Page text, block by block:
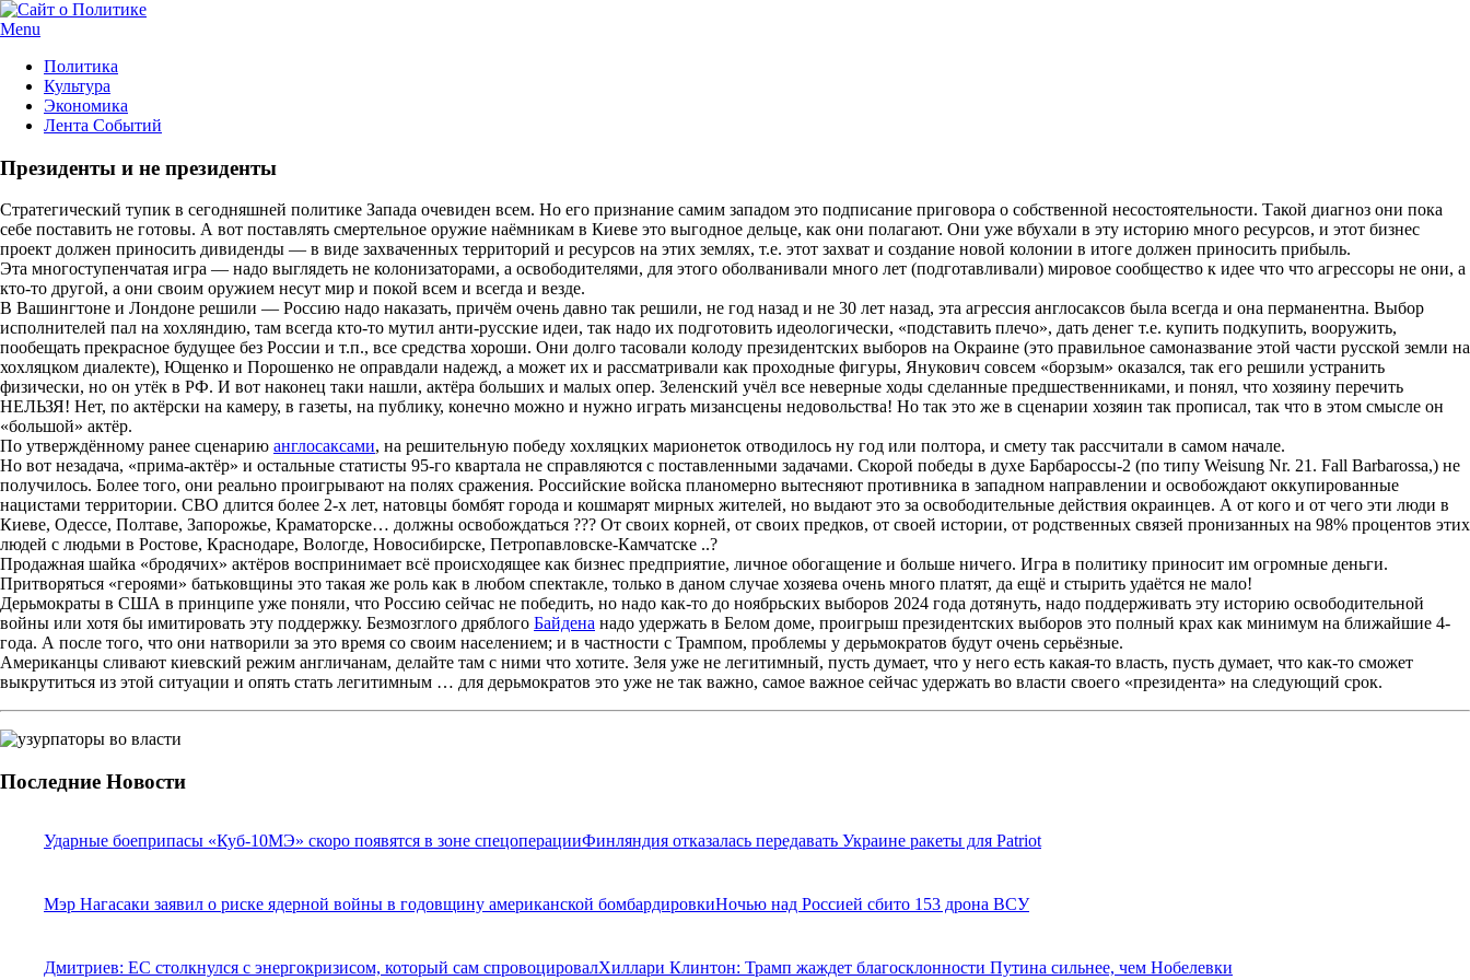
Menu
Политика
Культура
Экономика
Лента Событий
Президенты и не президенты
Стратегический тупик в сегодняшней политике Запада очевиден всем. Но его признание самим западом это подписание приговора о собственной несостоятельности. Такой диагноз они пока
себе поставить не готовы. А вот поставлять смертельное оружие наёмникам в Киеве это выгодное дельце, как они полагают. Они уже вбухали в эту историю много ресурсов, и этот бизнес
проект должен приносить дивиденды — в виде захваченных территорий и ресурсов на этих землях, т.е. этот захват и создание новой колонии в итоге должен приносить прибыль.
Эта многоступенчатая игра — надо выглядеть не колонизаторами, а освободителями, для этого оболванивали много лет (подготавливали) мировое сообщество к идее что что агрессоры не они, а
кто-то другой, а они своим оружием несут мир и покой всем и всегда и везде.
В Вашингтоне и Лондоне решили — Россию надо наказать, причём очень давно так решили, не год назад и не 30 лет назад, эта агрессия англосаксов была всегда и она перманентна. Выбор
исполнителей пал на хохляндию, там всегда кто-то мутил анти-русские идеи, так надо их подготовить идеологически, «подставить плечо», дать денег т.е. купить подкупить, вооружить,
пообещать прекрасное будущее без России и т.п., все средства хороши. Они долго тасовали колоду президентских выборов на Окраине (это правильное самоназвание этой части русской земли на
хохляцком диалекте), Ющенко и Порошенко не оправдали надежд, а может их и рассматривали как проходные фигуры, Янукович совсем «борзым» оказался, так его решили устранить
физически, но он утёк в РФ. И вот наконец таки нашли, актёра больших и малых опер. Зеленский учёл все неверные ходы сделанные предшественниками, и понял, что хозяину перечить
НЕЛЬЗЯ! Нет, по актёрски на камеру, в газеты, на публику, конечно можно и нужно играть мизансцены недовольства! Но так это же в сценарии хозяин так прописал, так что в этом смысле он
«большой» актёр.
По утверждённому ранее сценарию англосаксами, на решительную победу хохляцких марионеток отводилось ну год или полтора, и смету так рассчитали в самом начале.
Но вот незадача, «прима-актёр» и остальные статисты 95-го квартала не справляются с поставленными задачами. Скорой победы в духе Барбароссы-2 (по типу Weisung Nr. 21. Fall Barbarossa,) не
получилось. Более того, они реально проигрывают на полях сражения. Российские войска планомерно вытесняют противника в западном направлении и освобождают оккупированные
нацистами территории. СВО длится более 2-х лет, натовцы бомбят города и кошмарят мирных жителей, но выдают это за освободительные действия окраинцев. А от кого и от чего эти люди в
Киеве, Одессе, Полтаве, Запорожье, Краматорске… должны освобождаться ??? От своих корней, от своих предков, от своей истории, от родственных связей пронизанных на 98% процентов этих
людей с людьми в Ростове, Краснодаре, Вологде, Новосибирске, Петропавловске-Камчатске ..?
Продажная шайка «бродячих» актёров воспринимает всё происходящее как бизнес предприятие, личное обогащение и больше ничего. Игра в политику приносит им огромные деньги.
Притворяться «героями» батьковщины это такая же роль как в любом спектакле, только в даном случае хозяева очень много платят, да ещё и стырить удаётся не мало!
Дерьмократы в США в принципе уже поняли, что Россию сейчас не победить, но надо как-то до ноябрьских выборов 2024 года дотянуть, надо поддерживать эту историю освободительной
войны или хотя бы имитировать эту поддержку. Безмозглого дряблого Байдена надо удержать в Белом доме, проигрыш президентских выборов это полный крах как минимум на ближайшие 4-
года. А после того, что они натворили за это время со своим населением; и в частности с Трампом, проблемы у дерьмократов будут очень серьёзные.
Американцы сливают киевский режим англичанам, делайте там с ними что хотите. Зеля уже не легитимный, пусть думает, что у него есть какая-то власть, пусть думает, что как-то сможет
выкрутиться из этой ситуации и опять стать легитимным … для дерьмократов это уже не так важно, самое важное сейчас удержать во власти своего «президента» на следующий срок.
Последние Новости
Ударные боеприпасы «Куб-10МЭ» скоро появятся в зоне спецоперацииФинляндия отказалась передавать Украине ракеты для Patriot
Мэр Нагасаки заявил о риске ядерной войны в годовщину американской бомбардировкиНочью над Россией сбито 153 дрона ВСУ
Дмитриев: ЕС столкнулся с энергокризисом, который сам спровоцировалХиллари Клинтон: Трамп жаждет благосклонности Путина сильнее, чем Нобелевки